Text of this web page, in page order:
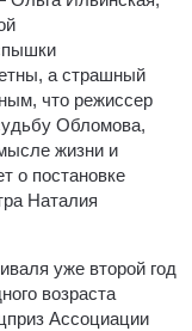
а страшный
что режиссер
Обломова,
жизни и
о постановке
Наталия
уже второй год
возраста
Ассоциации